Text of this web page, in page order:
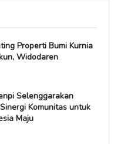
Properti Bumi Kurnia
Widodaren
Selenggarakan
Komunitas untuk
Maju